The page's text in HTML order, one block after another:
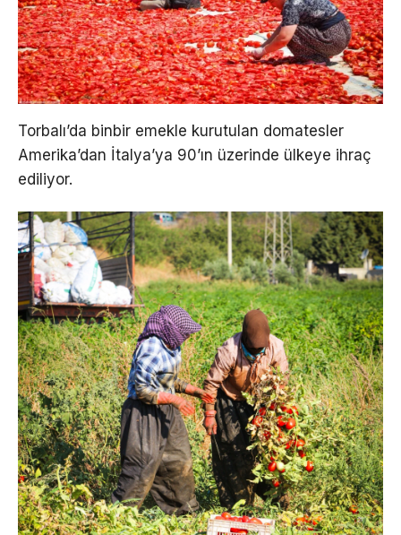
Torbalı’da binbir emekle kurutulan domatesler
Amerika’dan İtalya’ya 90’ın üzerinde ülkeye ihraç
ediliyor.